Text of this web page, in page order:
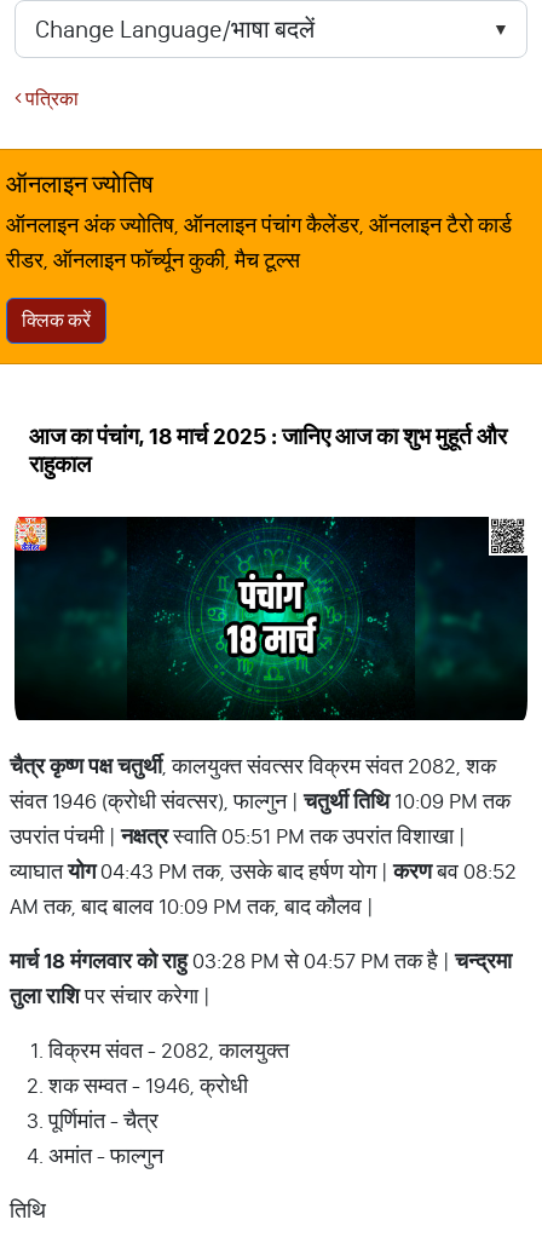
पत्रिका
ऑनलाइन ज्योतिष
ऑनलाइन अंक ज्योतिष, ऑनलाइन पंचांग कैलेंडर, ऑनलाइन टैरो कार्ड
रीडर, ऑनलाइन फॉर्च्यून कुकी, मैच टूल्स
क्लिक करें
आज का पंचांग, 18 मार्च 2025 : जानिए आज का शुभ मुहूर्त और
राहुकाल
चैत्र कृष्ण पक्ष चतुर्थी, कालयुक्त संवत्सर विक्रम संवत 2082, शक
संवत 1946 (क्रोधी संवत्सर), फाल्गुन |चतुर्थी तिथि10:09 PM तक
उपरांत पंचमी |नक्षत्रस्वाति 05:51 PM तक उपरांत विशाखा |
व्याघातयोग04:43 PM तक, उसके बाद हर्षण योग |करणबव 08:52
AM तक, बाद बालव 10:09 PM तक, बाद कौलव |
मार्च 18 मंगलवार को राहु03:28 PM से 04:57 PM तक है |चन्द्रमा
तुला राशिपर संचार करेगा |
विक्रम संवत - 2082, कालयुक्त
शक सम्वत - 1946, क्रोधी
पूर्णिमांत - चैत्र
अमांत - फाल्गुन
तिथि